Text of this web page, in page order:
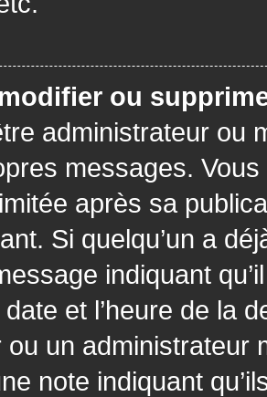
ou
administrateur ou
messages.
après sa
Si quelqu’un a
indiquant
et l’heure de la
ou un administrateur
note indiquant